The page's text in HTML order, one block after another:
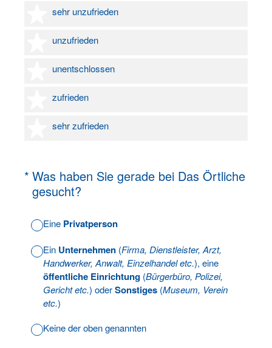
sehr unzufrieden
1 Stern
unzufrieden
2 Sterne
unentschlossen
3 Sterne
zufrieden
4 Sterne
sehr zufrieden
5 Sterne
* Was haben Sie gerade bei Das Örtliche
gesucht?
(Erforderlich.)
Eine Privatperson
Ein Unternehmen (Firma, Dienstleister, Arzt,
Handwerker, Anwalt, Einzelhandel etc.), eine
öffentliche Einrichtung (Bürgerbüro, Polizei,
Gericht etc.) oderSonstiges (Museum, Verein
etc.)
Keine der oben genannten